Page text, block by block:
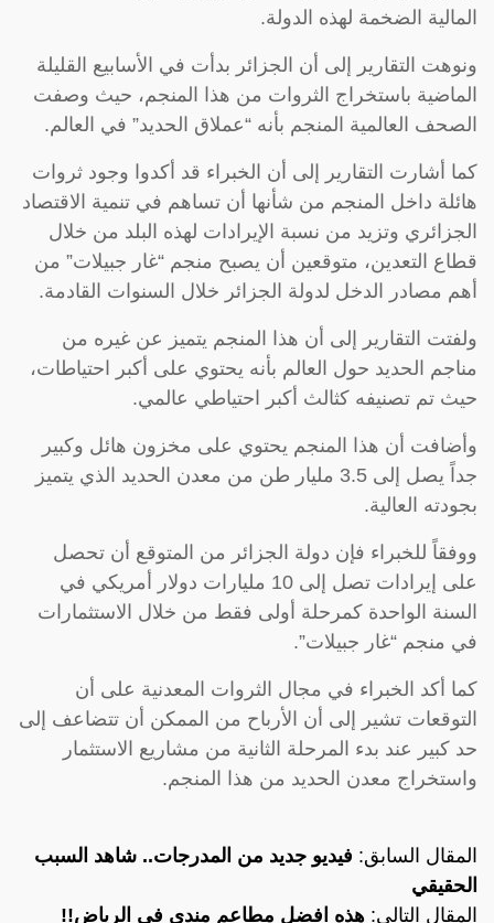
المالية الضخمة لهذه الدولة.
ونوهت التقارير إلى أن الجزائر بدأت في الأسابيع القليلة
الماضية باستخراج الثروات من هذا المنجم، حيث وصفت
الصحف العالمية المنجم بأنه “عملاق الحديد” في العالم.
كما أشارت التقارير إلى أن الخبراء قد أكدوا وجود ثروات
هائلة داخل المنجم من شأنها أن تساهم في تنمية الاقتصاد
الجزائري وتزيد من نسبة الإيرادات لهذه البلد من خلال
قطاع التعدين، متوقعين أن يصبح منجم “غار جبيلات” من
أهم مصادر الدخل لدولة الجزائر خلال السنوات القادمة.
ولفتت التقارير إلى أن هذا المنجم يتميز عن غيره من
مناجم الحديد حول العالم بأنه يحتوي على أكبر احتياطات،
حيث تم تصنيفه كثالث أكبر احتياطي عالمي.
وأضافت أن هذا المنجم يحتوي على مخزون هائل وكبير
جداً يصل إلى 3.5 مليار طن من معدن الحديد الذي يتميز
بجودته العالية.
ووفقاً للخبراء فإن دولة الجزائر من المتوقع أن تحصل
على إيرادات تصل إلى 10 مليارات دولار أمريكي في
السنة الواحدة كمرحلة أولى فقط من خلال الاستثمارات
في منجم “غار جبيلات”.
كما أكد الخبراء في مجال الثروات المعدنية على أن
التوقعات تشير إلى أن الأرباح من الممكن أن تتضاعف إلى
حد كبير عند بدء المرحلة الثانية من مشاريع الاستثمار
واستخراج معدن الحديد من هذا المنجم.
المقال السابق: فيديو جديد من المدرجات.. شاهد السبب
الحقيقي
المقال التالي: هذه افضل مطاعم مندي في الرياض!!